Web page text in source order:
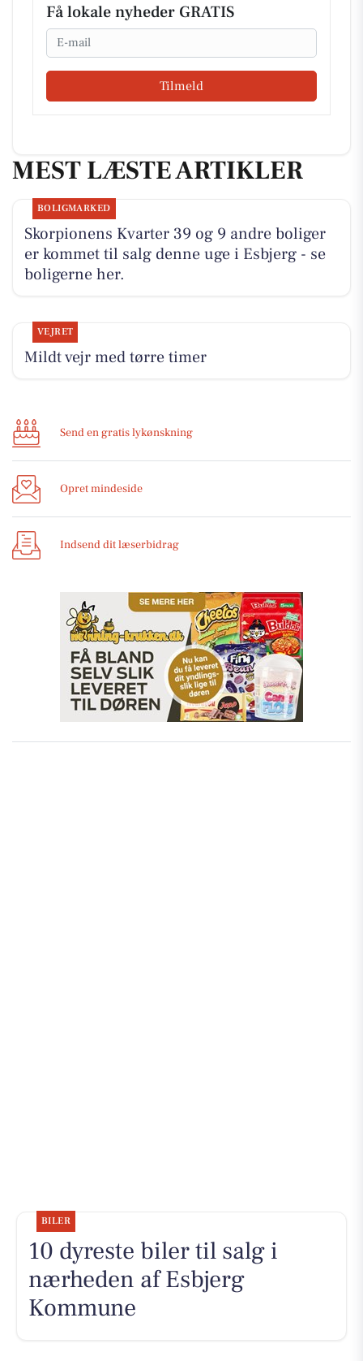
Få lokale nyheder GRATIS
Email
Tilmeld
MEST LÆSTE ARTIKLER
BOLIGMARKED
Skorpionens Kvarter 39 og 9 andre boliger
er kommet til salg denne uge i Esbjerg - se
boligerne her.
VEJRET
Mildt vejr med tørre timer
Send en gratis lykønskning
Opret mindeside
Indsend dit læserbidrag
BILER
10 dyreste biler til salg i
nærheden af Esbjerg
Kommune